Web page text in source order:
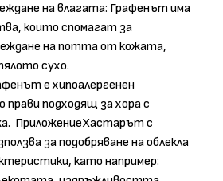
на влагата: Графенът има
които спомагат за
на потта от кожата,
сухо.
е хипоалергенен
прави подходящ за хора с
ПриложениеХастарът с
за подобряване на облекла
като например: